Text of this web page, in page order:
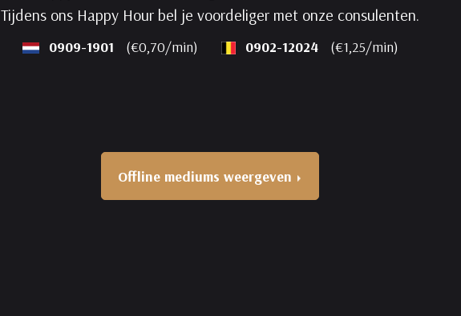
Tijdens ons Happy Hour bel je voordeliger met onze consulenten.
0909-1901 (€0,70/min) 0902-12024 (€1,25/min)
Offline mediums weergeven